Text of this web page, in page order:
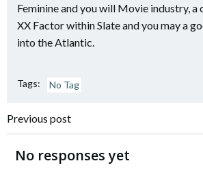
Feminine and you will Movie industry,
XX Factor within Slate and you may a
into the Atlantic.
Tags: No Tag
Navigazione
articoli
Previous post
No responses yet